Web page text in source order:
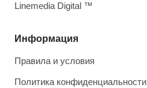
Информация
Правила и условия
Политика конфиденциальности
Linemedia Digital ™